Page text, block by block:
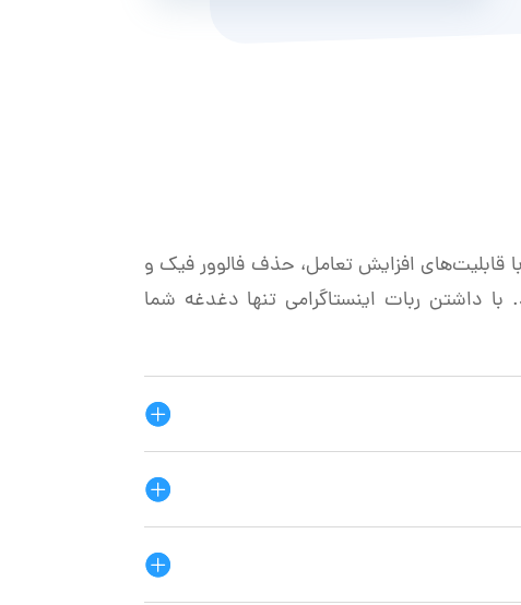
قابلیت‌های افزایش تعامل، حذف فالوور فیک و
داشتن ربات اینستاگرامی تنها دغدغه شما